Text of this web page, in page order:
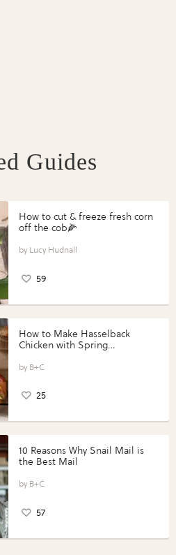
Guides
How to cut & freeze fresh corn
off the cob🌽
Lucy Hudnall
59
How to Make Hasselback
Chicken with Spring
Perfect Portions®
B+C
25
10 Reasons Why Snail Mail is
the Best Mail
B+C
57